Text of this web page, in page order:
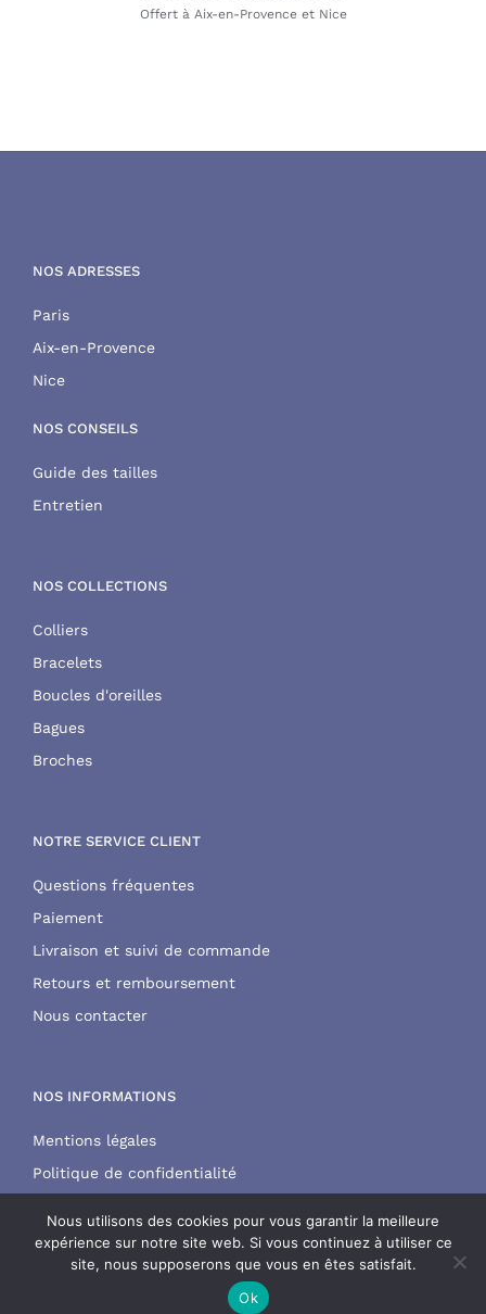
Offert à Aix-en-Provence et Nice
NOS ADRESSES
Paris
Aix-en-Provence
Nice
NOS CONSEILS
Guide des tailles
Entretien
NOS COLLECTIONS
Colliers
Bracelets
Boucles d'oreilles
Bagues
Broches
NOTRE SERVICE CLIENT
Questions fréquentes
Paiement
Livraison et suivi de commande
Retours et remboursement
Nous contacter
NOS INFORMATIONS
Mentions légales
Politique de confidentialité
Nous utilisons des cookies pour vous garantir la meilleure
expérience sur notre site web. Si vous continuez à utiliser ce
site, nous supposerons que vous en êtes satisfait.
Ok